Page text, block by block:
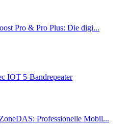
Pro & Pro Plus: Die digi...
IOT 5-Bandrepeater
Professionelle Mobil...